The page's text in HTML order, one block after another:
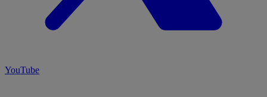
YouTube